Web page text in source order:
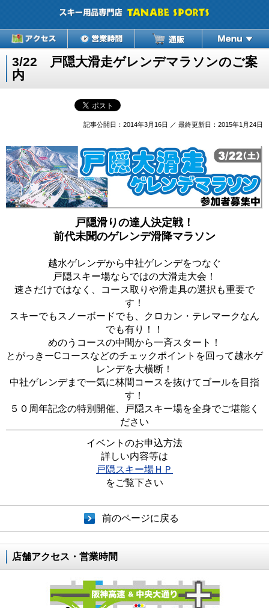
3/22 戸隠大滑走ゲレンデマラソンのご案
内
記事公開日：2014年3月16日 ／ 最終更新日：2015年1月24日
戸隠滑りの達人決定戦！
前代未聞のゲレンデ滑降マラソン
越水ゲレンデから中社ゲレンデをつなぐ
戸隠スキー場ならではの大滑走大会！
速さだけではなく、コース取りや滑走具の選択も重要で
す！
スキーでもスノーボードでも、クロカン・テレマークなん
でも有り！！
めのうコースの中間から一斉スタート！
とがっきーCコースなどのチェックポイントを回って越水ゲ
レンデを大横断！
中社ゲレンデまで一気に林間コースを抜けてゴールを目指
す！
５０周年記念の特別開催、戸隠スキー場を全身でご堪能く
ださい
イベントのお申込方法
詳しい内容等は
戸隠スキー場ＨＰ
をご覧下さい
前のページに戻る
店舗アクセス・営業時間